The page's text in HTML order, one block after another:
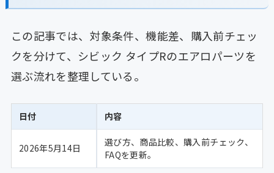
この記事では、対象条件、機能差、購入前チェッ
クを分けて、シビック タイプRのエアロパーツを
選ぶ流れを整理している。
日付 内容
2026年5月14日
選び方、商品比較、購入前チェック、
FAQを更新。